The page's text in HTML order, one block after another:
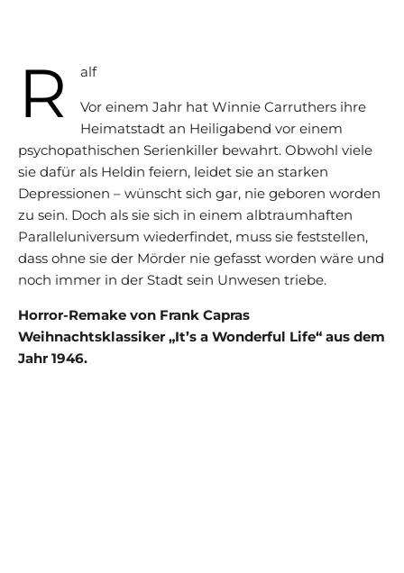
R alf
Vor einem Jahr hat Winnie Carruthers ihre
Heimatstadt an Heiligabend vor einem
psychopathischen Serienkiller bewahrt. Obwohl viele
sie dafür als Heldin feiern, leidet sie an starken
Depressionen – wünscht sich gar, nie geboren worden
zu sein. Doch als sie sich in einem albtraumhaften
Paralleluniversum wiederfindet, muss sie feststellen,
dass ohne sie der Mörder nie gefasst worden wäre und
noch immer in der Stadt sein Unwesen triebe.
Horror-Remake von Frank Capras
Weihnachtsklassiker „It’s a Wonderful Life“ aus dem
Jahr 1946.